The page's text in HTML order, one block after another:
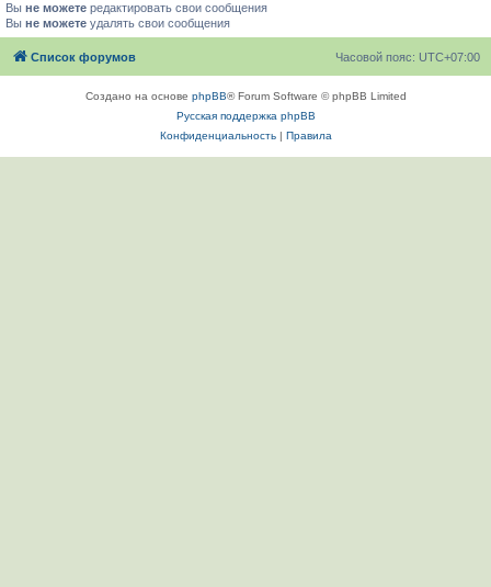
Вы не можете редактировать свои сообщения
Вы не можете удалять свои сообщения
Список форумов Часовой пояс: UTC+07:00
Создано на основе phpBB® Forum Software © phpBB Limited
Русская поддержка phpBB
Конфиденциальность| Правила